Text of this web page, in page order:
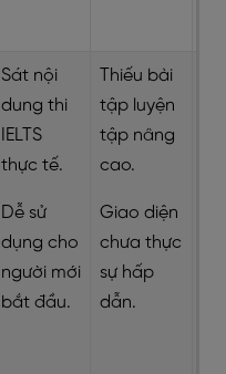
Sát nội
dung thi
IELTS
thực tế.
Dễ sử
dụng cho
người mới
bắt đầu.
Thiếu bài
tập luyện
tập nâng
cao.
Giao diện
chưa thực
sự hấp
dẫn.